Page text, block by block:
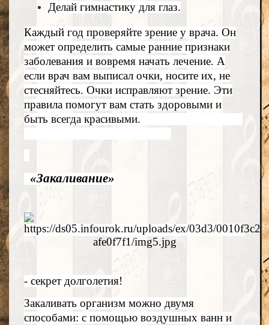
Делай гимнастику для глаз.
Каждый год проверяйте зрение у врача. Он
может определить самые ранние признаки
заболевания и вовремя начать лечение. А
если врач вам выписал очки, носите их, не
стесняйтесь. Очки исправляют зрение. Эти
правила помогут вам стать здоровыми и
быть всегда красивыми.
«Закаливание»
- секрет долголетия!
Закаливать организм можно двумя
способами: с помощью воздушных ванн и